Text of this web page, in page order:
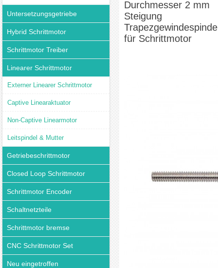
Untersetzungsgetriebe
Hybrid Schrittmotor
Schrittmotor Treiber
Linearer Schrittmotor
Externer Linearer Schrittmotor
Captive Linearaktuator
Non-Captive Linearmotor
Leitspindel & Mutter
Getriebeschrittmotor
Closed Loop Schrittmotor
Schrittmotor Encoder
Schaltnetzteile
Schrittmotor bremse
CNC Schrittmotor Set
Neu eingetroffen
Durchmesser 2 mm
Steigung
für Schrittmotor